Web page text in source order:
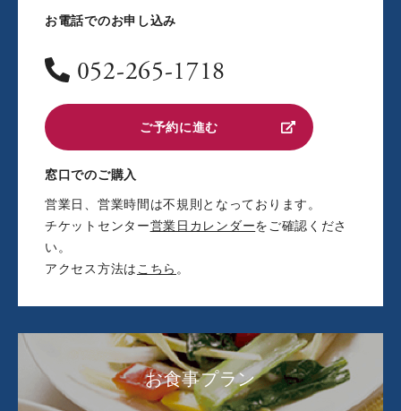
お電話でのお申し込み
052-265-1718
ご予約に進む
窓口でのご購入
営業日、営業時間は不規則となっております。
チケットセンター営業日カレンダーをご確認くださ
い。
アクセス方法は こちら 。
お食事プラン